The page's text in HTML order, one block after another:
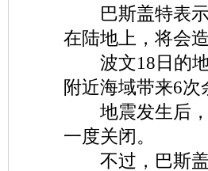
巴斯盖特表示
在陆地上，将会
波文18日的地
附近海域带来6
地震发生后，
一度关闭。
不过，巴斯盖